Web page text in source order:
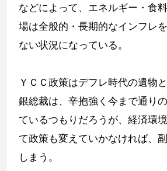
などによって、エネルギー・食
場は全般的・長期的なインフレ
ない状況になっている。
ＹＣＣ政策はデフレ時代の遺物
銀総裁は、辛抱強く今まで通り
ているつもりだろうが、経済環
て政策も変えていかなければ、
しまう。